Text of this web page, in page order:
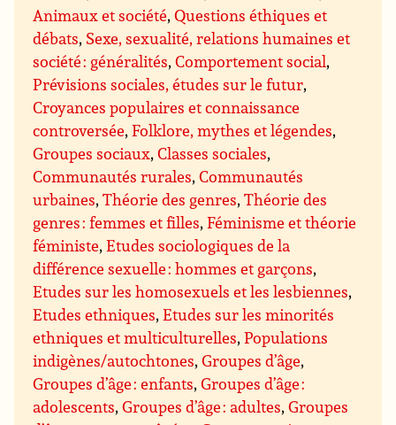
Animaux et société,Questions éthiques et
débats, Sexe, sexualité, relations humaines et
société : généralités,Comportement social,
Prévisions sociales, études sur le futur,
Croyances populaires et connaissance
controversée,Folklore, mythes et légendes,
Groupes sociaux,Classes sociales,
Communautés rurales,Communautés
urbaines,Théorie des genres,Théorie des
genres : femmes et filles,Féminisme et théorie
féministe,Etudes sociologiques de la
différence sexuelle : hommes et garçons,
Etudes sur les homosexuels et les lesbiennes,
Etudes ethniques,Etudes sur les minorités
ethniques et multiculturelles,Populations
indigènes/autochtones,Groupes d’âge,
Groupes d’âge : enfants,Groupes d’âge :
adolescents,Groupes d’âge : adultes,Groupes